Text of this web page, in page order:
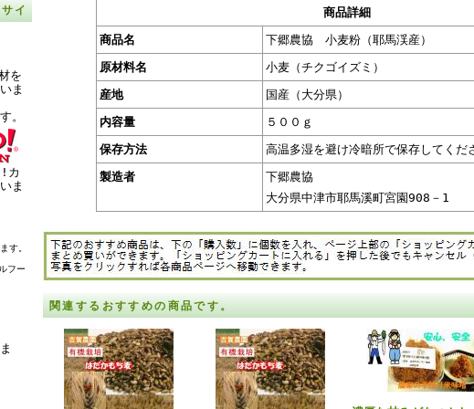
イ
を
ま
。
カ
ま
す。
フー
商品詳細
商品名
下郷農協 小麦粉（耶馬渓産）
原材料名
小麦（チクゴイズミ）
産地
国産（大分県）
内容量
５００ｇ
保存方法
高温多湿を避け冷暗所で保存してくだ
製造者
下郷農協
大分県中津市耶馬溪町宮園908－1
関連するおすすめの商品です。